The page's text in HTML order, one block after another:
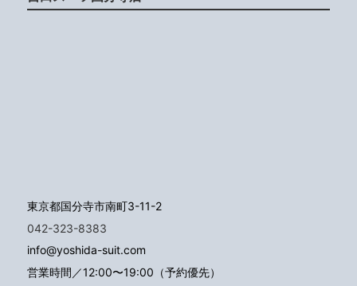
東京都国分寺市南町3-11-2
042-323-8383
info@yoshida-suit.com
営業時間／12:00〜19:00（予約優先）